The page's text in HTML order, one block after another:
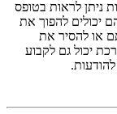
ניתן לראות בטופס
יכולים להפוך את
או להסיר את
יכול גם לקבוע